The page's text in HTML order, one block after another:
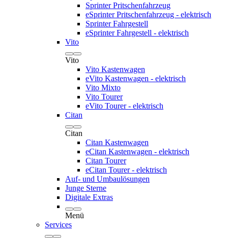
Sprinter Pritschenfahrzeug
eSprinter Pritschenfahrzeug - elektrisch
Sprinter Fahrgestell
eSprinter Fahrgestell - elektrisch
Vito
Vito
Vito Kastenwagen
eVito Kastenwagen - elektrisch
Vito Mixto
Vito Tourer
eVito Tourer - elektrisch
Citan
Citan
Citan Kastenwagen
eCitan Kastenwagen - elektrisch
Citan Tourer
eCitan Tourer - elektrisch
Auf- und Umbaulösungen
Junge Sterne
Digitale Extras
Menü
Services